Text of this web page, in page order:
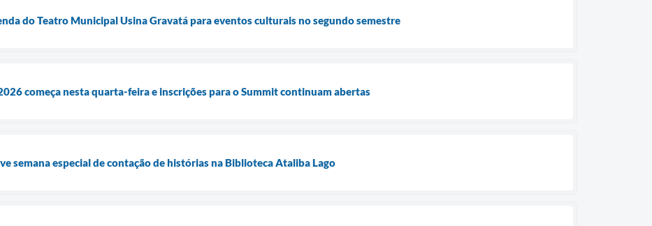
do Teatro Municipal Usina Gravatá para eventos culturais no segundo semestre
começa nesta quarta-feira e inscrições para o Summit continuam abertas
semana especial de contação de histórias na Biblioteca Ataliba Lago